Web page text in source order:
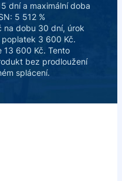
dní a maximální doba
5 512 %
na dobu 30 dní, úrok
poplatek 3 600 Kč.
13 600 Kč. Tento
bez prodloužení
splácení.